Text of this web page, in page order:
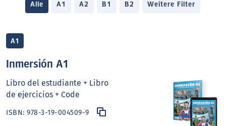
Alle A1 A2 B1 B2 Weitere Filter
A1
Inmersión A1
Libro del estudiante + Libro
de ejercicios + Code
ISBN:978-3-19-004509-9